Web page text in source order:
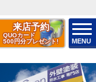
来店予約
QUOカード
500円分プレゼント!
MENU